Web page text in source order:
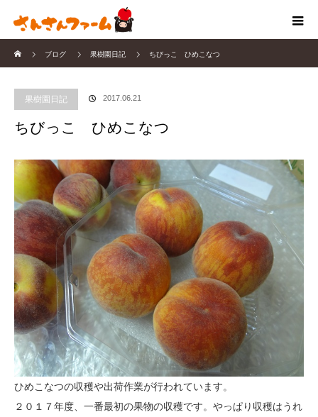
ブログ
果樹園日記 ちびっこ ひめこなつ
果樹園日記 2017.06.21
ちびっこ ひめこなつ
ひめこなつの収穫や出荷作業が行われています。
２０１７年度、一番最初の果物の収穫です。やっぱり収穫はうれ